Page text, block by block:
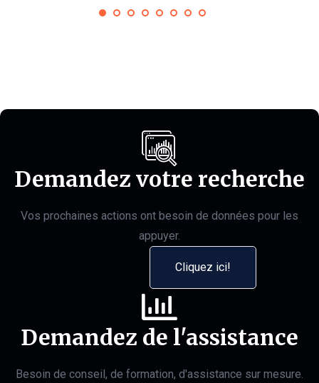
Demandez votre recherche
Vos prochaines actions ont besoin de données pour les
appuyer.
Cliquez ici!
Demandez de l'assistance
Besoin de conseil, de formation, d'assistance sur mesure.